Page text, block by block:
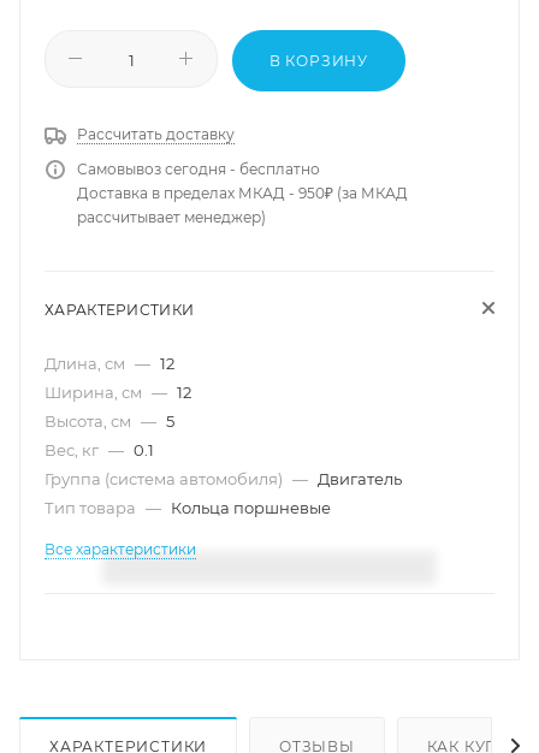
В КОРЗИНУ
Рассчитать доставку
Самовывоз сегодня - бесплатно
Доставка в пределах МКАД - 950₽ (за МКАД
рассчитывает менеджер)
ХАРАКТЕРИСТИКИ
Длина, см — 12
Ширина, см — 12
Высота, см — 5
Вес, кг — 0.1
Группа (система автомобиля) — Двигатель
Тип товара — Кольца поршневые
Все характеристики
ХАРАКТЕРИСТИКИ ОТЗЫВЫ КАК КУПИТЬ